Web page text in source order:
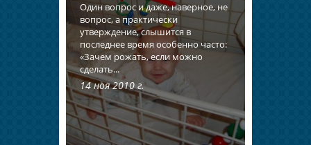
Один вопрос и даже, наверное, не
вопрос, а практически
утверждение, слышится в
последнее время особенно часто:
«Зачем рожать, если можно
сделать...
14 ноя 2010 г.